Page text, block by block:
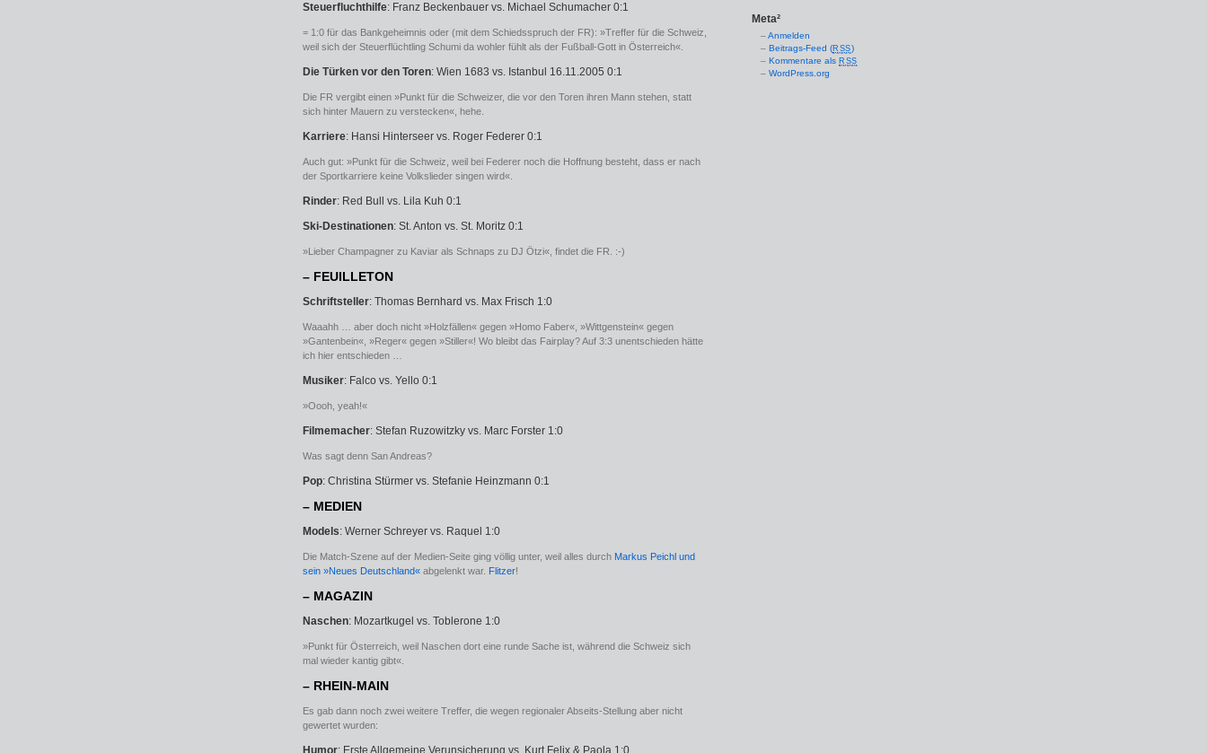
Steuerfluchthilfe: Franz Beckenbauer vs. Michael Schumacher 0:1
= 1:0 für das Bankgeheimnis oder (mit dem Schiedsspruch der FR): »Treffer für die Schweiz,
weil sich der Steuerflüchtling Schumi da wohler fühlt als der Fußball-Gott in Österreich«.
Die Türken vor den Toren: Wien 1683 vs. Istanbul 16.11.2005 0:1
Die FR vergibt einen »Punkt für die Schweizer, die vor den Toren ihren Mann stehen, statt
sich hinter Mauern zu verstecken«, hehe.
Karriere: Hansi Hinterseer vs. Roger Federer 0:1
Auch gut: »Punkt für die Schweiz, weil bei Federer noch die Hoffnung besteht, dass er nach
der Sportkarriere keine Volkslieder singen wird«.
Rinder: Red Bull vs. Lila Kuh 0:1
Ski-Destinationen: St. Anton vs. St. Moritz 0:1
»Lieber Champagner zu Kaviar als Schnaps zu DJ Ötzi«, findet die FR. :-)
– FEUILLETON
Schriftsteller: Thomas Bernhard vs. Max Frisch 1:0
Waaahh … aber doch nicht »Holzfällen« gegen »Homo Faber«, »Wittgenstein« gegen
»Gantenbein«, »Reger« gegen »Stiller«! Wo bleibt das Fairplay? Auf 3:3 unentschieden hätte
ich hier entschieden …
Musiker: Falco vs. Yello 0:1
»Oooh, yeah!«
Filmemacher: Stefan Ruzowitzky vs. Marc Forster 1:0
Was sagt denn San Andreas?
Pop: Christina Stürmer vs. Stefanie Heinzmann 0:1
– MEDIEN
Models: Werner Schreyer vs. Raquel 1:0
Die Match-Szene auf der Medien-Seite ging völlig unter, weil alles durch Markus Peichl und
sein »Neues Deutschland« abgelenkt war. Flitzer!
– MAGAZIN
Naschen: Mozartkugel vs. Toblerone 1:0
»Punkt für Österreich, weil Naschen dort eine runde Sache ist, während die Schweiz sich
mal wieder kantig gibt«.
– RHEIN-MAIN
Es gab dann noch zwei weitere Treffer, die wegen regionaler Abseits-Stellung aber nicht
gewertet wurden:
Humor: Erste Allgemeine Verunsicherung vs. Kurt Felix & Paola 1:0
Meta²
Anmelden
Beitrags-Feed (RSS)
Kommentare als RSS
WordPress.org